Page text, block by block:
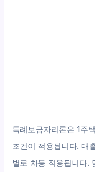
특례보금자리론은 1주
조건이 적용됩니다. 대
별로 차등 적용됩니다.